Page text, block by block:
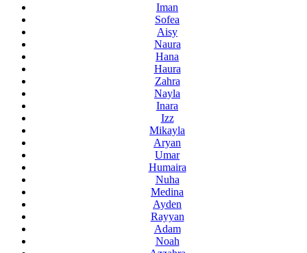
Iman
Sofea
Aisy
Naura
Hana
Haura
Zahra
Nayla
Inara
Izz
Mikayla
Aryan
Umar
Humaira
Nuha
Medina
Ayden
Rayyan
Adam
Noah